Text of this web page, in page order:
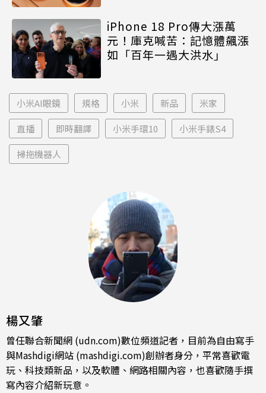
iPhone 18 Pro傳大漲萬
元！庫克喊苦：記憶體飆漲
如「百年一遇大洪水」
小米AI眼鏡 規格 小米 新品 米家
直播 即時翻譯 小米手環10 小米手錶S4
掃拖機器人
楊又肇
曾任聯合新聞網 (udn.com)數位頻道記者，目前為自由寫手
與Mashdigi網站 (mashdigi.com)創辦者身分，平常喜歡電
玩、科技類新品，以及軟體、網路相關內容，也喜歡隨手撰
寫內容介紹新玩意。